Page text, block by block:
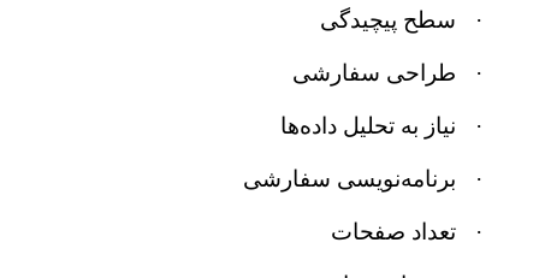
سطح پیچیدگی
طراحی سفارشی
نیاز به تحلیل داده‌ها
برنامه‌نویسی سفارشی
تعداد صفحات